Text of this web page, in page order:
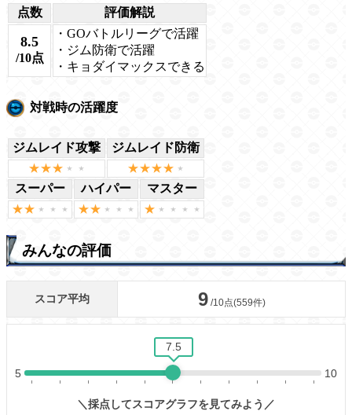
点数 評価解説
8.5
/10点
・GOバトルリーグで活躍
・ジム防衛で活躍
・キョダイマックスできる
対戦時の活躍度
ジムレイド攻撃 ジムレイド防衛
スーパー ハイパー マスター
みんなの評価